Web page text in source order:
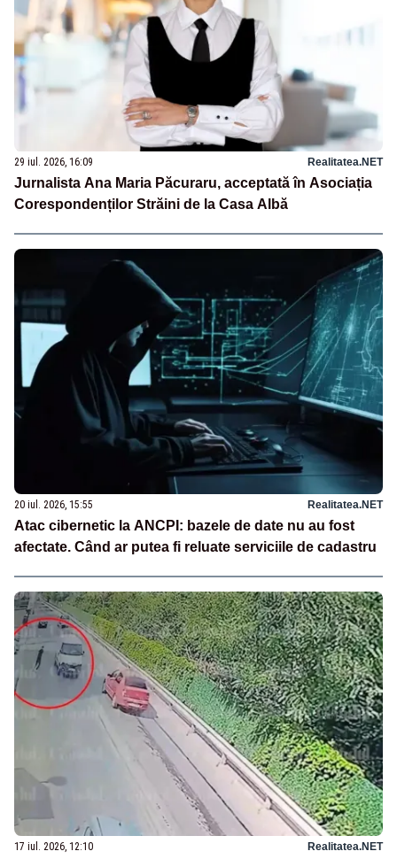
29 iul. 2026, 16:09 Realitatea.NET
Jurnalista Ana Maria Păcuraru, acceptată în Asociația
Corespondenților Străini de la Casa Albă
20 iul. 2026, 15:55 Realitatea.NET
Atac cibernetic la ANCPI: bazele de date nu au fost
afectate. Când ar putea fi reluate serviciile de cadastru
17 iul. 2026, 12:10 Realitatea.NET